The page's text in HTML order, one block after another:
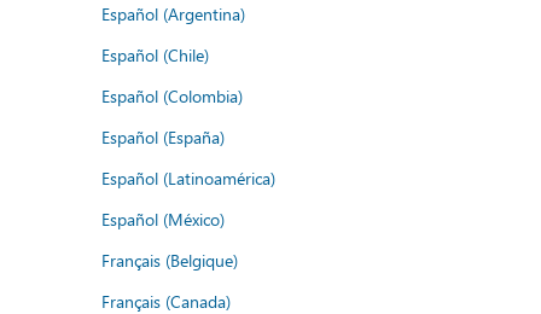
Español (Argentina)
Español (Chile)
Español (Colombia)
Español (España)
Español (Latinoamérica)
Español (México)
Français (Belgique)
Français (Canada)